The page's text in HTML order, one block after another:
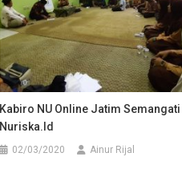
Kabiro NU Online Jatim Semangati
Nuriska.id
02/03/2020 Ainur Rijal